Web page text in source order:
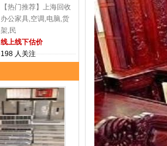
【热门推荐】上海回收
办公家具,空调,电脑,货
架,民
线上线下估价
198 人关注